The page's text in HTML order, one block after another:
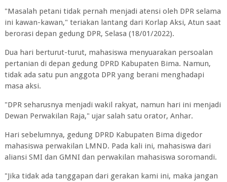
"Masalah petani tidak pernah menjadi atensi oleh DPR selama
ini kawan-kawan," teriakan lantang dari Korlap Aksi, Atun saat
berorasi depan gedung DPR, Selasa (18/01/2022).
Dua hari berturut-turut, mahasiswa menyuarakan persoalan
pertanian di depan gedung DPRD Kabupaten Bima. Namun,
tidak ada satu pun anggota DPR yang berani menghadapi
masa aksi.
"DPR seharusnya menjadi wakil rakyat, namun hari ini menjadi
Dewan Perwakilan Raja," ujar salah satu orator, Anhar.
Hari sebelumnya, gedung DPRD Kabupaten Bima digedor
mahasiswa perwakilan LMND. Pada kali ini, mahasiswa dari
aliansi SMI dan GMNI dan perwakilan mahasiswa soromandi.
"Jika tidak ada tanggapan dari gerakan kami ini, maka jangan